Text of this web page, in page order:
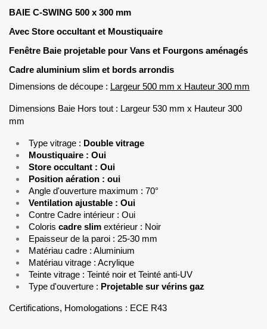
BAIE C-SWING 500 x 300 mm
Avec Store occultant et Moustiquaire
Fenêtre Baie projetable pour Vans et Fourgons aménagés
Cadre aluminium slim et bords arrondis
Dimensions de découpe : Largeur 500 mm x Hauteur 300 mm
Dimensions Baie Hors tout : Largeur 530 mm x Hauteur 300
mm
Type vitrage : Double vitrage
Moustiquaire : Oui
Store occultant : Oui
Position aération : oui
Angle d'ouverture maximum : 70°
Ventilation ajustable : Oui
Contre Cadre intérieur : Oui
Coloris cadre slim extérieur : Noir
Epaisseur de la paroi : 25-30 mm
Matériau cadre : Aluminium
Matériau vitrage : Acrylique
Teinte vitrage : Teinté noir et Teinté anti-UV
Type d'ouverture : Projetable sur vérins gaz
Certifications, Homologations : ECE R43